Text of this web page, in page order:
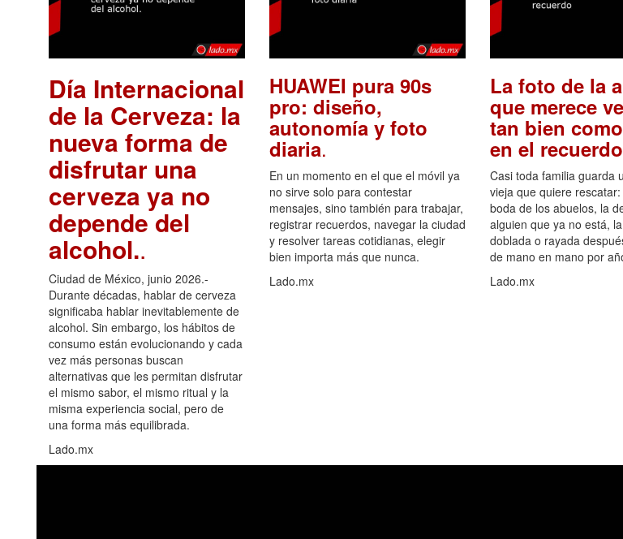
Día Internacional
de la Cerveza: la
nueva forma de
disfrutar una
cerveza ya no
depende del
alcohol..
Ciudad de México, junio 2026.-
Durante décadas, hablar de cerveza
significaba hablar inevitablemente de
alcohol. Sin embargo, los hábitos de
consumo están evolucionando y cada
vez más personas buscan
alternativas que les permitan disfrutar
el mismo sabor, el mismo ritual y la
misma experiencia social, pero de
una forma más equilibrada.
Lado.mx
HUAWEI pura 90s
pro: diseño,
autonomía y foto
diaria.
En un momento en el que el móvil ya
no sirve solo para contestar
mensajes, sino también para trabajar,
registrar recuerdos, navegar la ciudad
y resolver tareas cotidianas, elegir
bien importa más que nunca.
Lado.mx
La foto de la
que merece
tan bien
en el recuerdo
Casi toda familia guarda
vieja que quiere
boda de los abuelos, la
alguien que ya no está,
doblada o rayada
de mano en mano por
Lado.mx